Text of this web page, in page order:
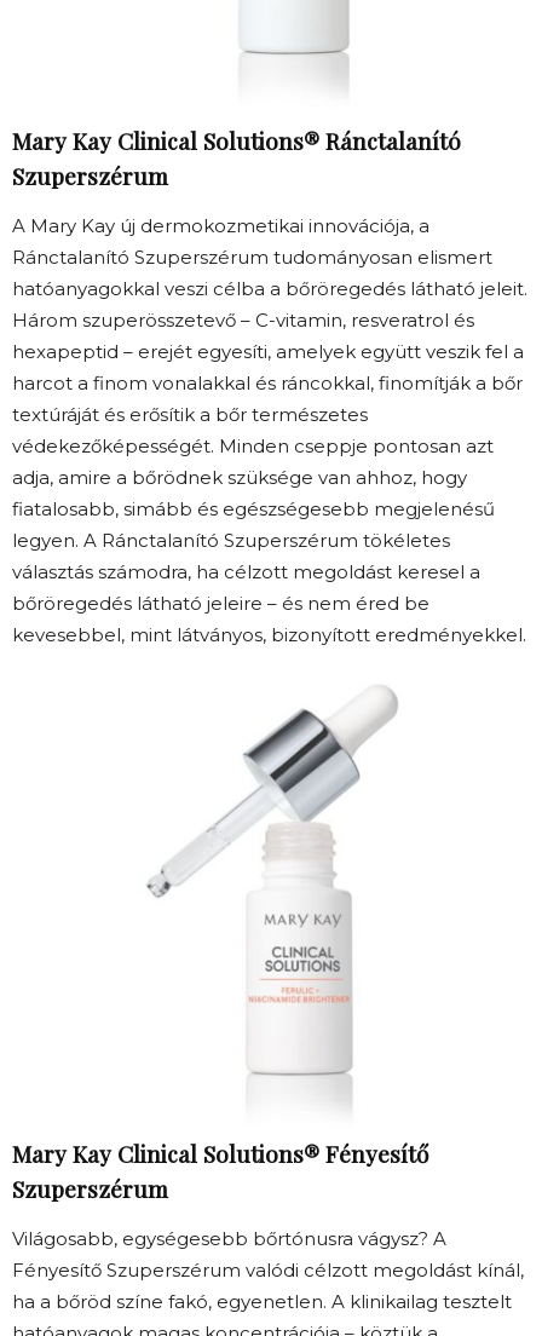
Mary Kay Clinical Solutions® Ránctalanító
Szuperszérum
A Mary Kay új dermokozmetikai innovációja, a
Ránctalanító Szuperszérum tudományosan elismert
hatóanyagokkal veszi célba a bőröregedés látható jeleit.
Három szuperösszetevő – C-vitamin, resveratrol és
hexapeptid – erejét egyesíti, amelyek együtt veszik fel a
harcot a finom vonalakkal és ráncokkal, finomítják a bőr
textúráját és erősítik a bőr természetes
védekezőképességét. Minden cseppje pontosan azt
adja, amire a bőrödnek szüksége van ahhoz, hogy
fiatalosabb, simább és egészségesebb megjelenésű
legyen. A Ránctalanító Szuperszérum tökéletes
választás számodra, ha célzott megoldást keresel a
bőröregedés látható jeleire – és nem éred be
kevesebbel, mint látványos, bizonyított eredményekkel.
Mary Kay Clinical Solutions® Fényesítő
Szuperszérum
Világosabb, egységesebb bőrtónusra vágysz? A
Fényesítő Szuperszérum valódi célzott megoldást kínál,
ha a bőröd színe fakó, egyenetlen. A klinikailag tesztelt